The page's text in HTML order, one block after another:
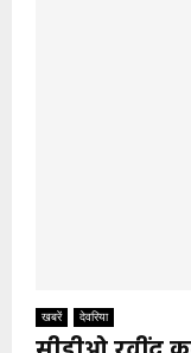
खबरें देवरिया